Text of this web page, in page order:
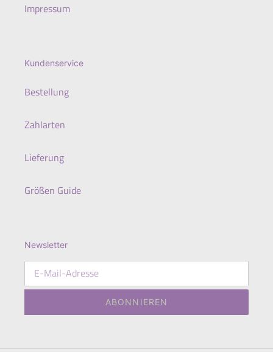
Impressum
Kundenservice
Bestellung
Zahlarten
Lieferung
Größen Guide
Newsletter
ABONNIEREN